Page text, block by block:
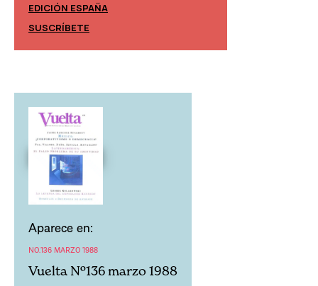
EDICIÓN ESPAÑA
SUSCRÍBETE
Aparece en:
NO.136 MARZO 1988
Vuelta Nº136 marzo 1988